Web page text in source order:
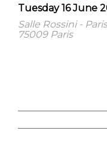
Tuesday 16 June
Salle Rossini -
75009 Paris